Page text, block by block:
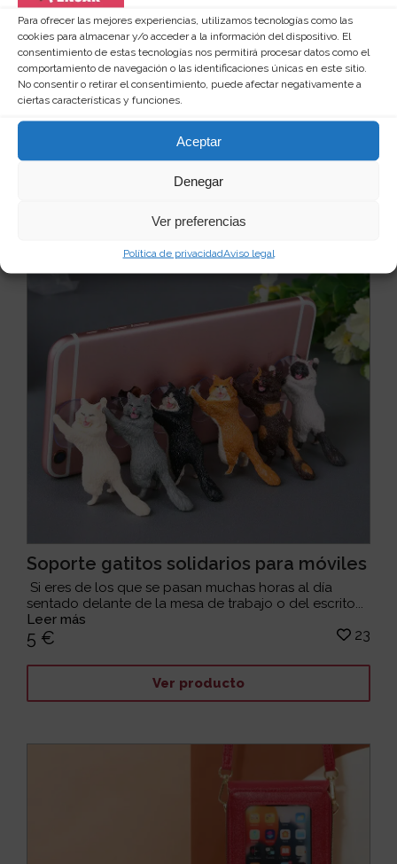
Para ofrecer las mejores experiencias, utilizamos tecnologías como las
cookies para almacenar y/o acceder a la información del dispositivo. El
consentimiento de estas tecnologías nos permitirá procesar datos como el
comportamiento de navegación o las identificaciones únicas en este sitio.
No consentir o retirar el consentimiento, puede afectar negativamente a
ciertas características y funciones.
Aceptar
Denegar
Ver preferencias
Política de privacidadAviso legal
Funda para móvil tostada desayuno
Hola, hola, si eres un fanático empedernido de los
Soporte gatitos solidarios para móviles
Si eres de los que se pasan muchas horas al día
sentado delante de la mesa de trabajo o del escrito...
Leer más
5 € 23
Ver producto